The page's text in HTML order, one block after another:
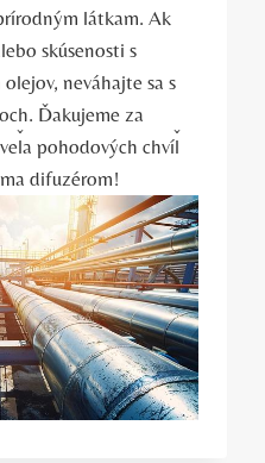
látkam. Ak
skúsenosti s
neváhajte sa s
Ďakujeme za
pohodových chvíľ
difuzérom!